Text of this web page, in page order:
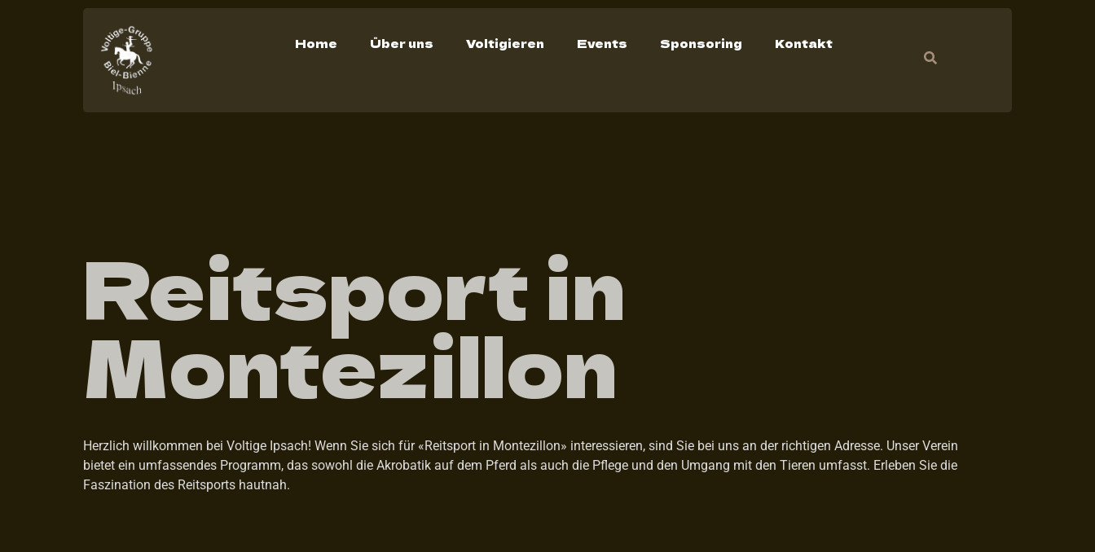
Home Über uns Voltigieren Events Sponsoring Kontakt
Reitsport in
Montezillon
Herzlich willkommen bei Voltige Ipsach! Wenn Sie sich für «Reitsport in Montezillon» interessieren, sind Sie bei uns an der richtigen Adresse. Unser Verein
bietet ein umfassendes Programm, das sowohl die Akrobatik auf dem Pferd als auch die Pflege und den Umgang mit den Tieren umfasst. Erleben Sie die
Faszination des Reitsports hautnah.